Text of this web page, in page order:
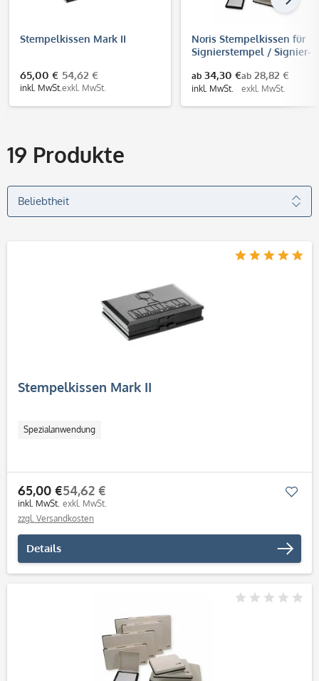
Stempelkissen Mark II
65,00 €
inkl. MwSt.
54,62 €
exkl. MwSt.
Noris Stempelkissen für
Signierstempel / Signier-
Metallgehäuse
ab 34,30 €
inkl. MwSt.
ab 28,82 €
exkl. MwSt.
19 Produkte
Stempelkissen Mark II
Spezialanwendung
65,00 €
inkl. MwSt.
54,62 €
exkl. MwSt.
zzgl. Versandkosten
Details